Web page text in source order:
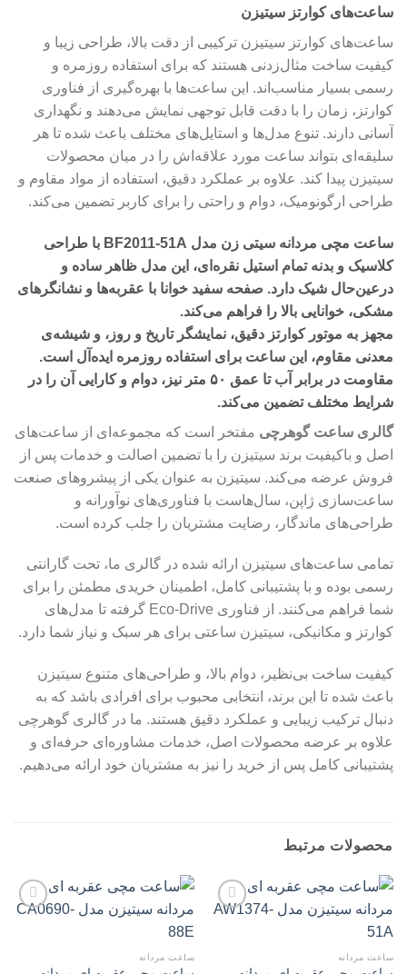
ساعت‌های کوارتز سیتیزن
ساعت‌های کوارتز سیتیزن ترکیبی از دقت بالا، طراحی زیبا و
کیفیت ساخت مثال‌زدنی هستند که برای استفاده روزمره و
رسمی بسیار مناسب‌اند. این ساعت‌ها با بهره‌گیری از فناوری
کوارتز، زمان را با دقت قابل توجهی نمایش می‌دهند و نگهداری
آسانی دارند. تنوع مدل‌ها و استایل‌های مختلف باعث شده تا هر
سلیقه‌ای بتواند ساعت مورد علاقه‌اش را در میان محصولات
سیتیزن پیدا کند. علاوه بر عملکرد دقیق، استفاده از مواد مقاوم و
طراحی ارگونومیک، دوام و راحتی را برای کاربر تضمین می‌کند.
ساعت مچی مردانه سیتی زن مدل BF2011-51A با طراحی
کلاسیک و بدنه تمام استیل نقره‌ای، این مدل ظاهر ساده و
درعین‌حال شیک دارد. صفحه سفید خوانا با عقربه‌ها و نشانگرهای
مشکی، خوانایی بالا را فراهم می‌کند.
مجهز به موتور کوارتز دقیق، نمایشگر تاریخ و روز، و شیشه‌ی
معدنی مقاوم، این ساعت برای استفاده روزمره ایده‌آل است.
مقاومت در برابر آب تا عمق ۵۰ متر نیز، دوام و کارایی آن را در
شرایط مختلف تضمین می‌کند.
گالری ساعت گوهرچی مفتخر است که مجموعه‌ای از ساعت‌های
اصل و باکیفیت برند سیتیزن را با تضمین اصالت و خدمات پس از
فروش عرضه می‌کند. سیتیزن به عنوان یکی از پیشروهای صنعت
ساعت‌سازی ژاپن، سال‌هاست با فناوری‌های نوآورانه و
طراحی‌های ماندگار، رضایت مشتریان را جلب کرده است.
تمامی ساعت‌های سیتیزن ارائه شده در گالری ما، تحت گارانتی
رسمی بوده و با پشتیبانی کامل، اطمینان خریدی مطمئن را برای
شما فراهم می‌کنند. از فناوری Eco-Drive گرفته تا مدل‌های
کوارتز و مکانیکی، سیتیزن ساعتی برای هر سبک و نیاز شما دارد.
کیفیت ساخت بی‌نظیر، دوام بالا، و طراحی‌های متنوع سیتیزن
باعث شده تا این برند، انتخابی محبوب برای افرادی باشد که به
دنبال ترکیب زیبایی و عملکرد دقیق هستند. ما در گالری گوهرچی
علاوه بر عرضه محصولات اصل، خدمات مشاوره‌ای حرفه‌ای و
پشتیبانی کامل پس از خرید را نیز به مشتریان خود ارائه می‌دهیم.
محصولات مرتبط
ساعت مردانه ساعت مردانه